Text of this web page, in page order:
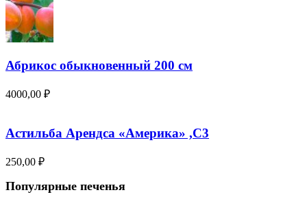
Абрикос обыкновенный 200 см
4000,00 ₽
Астильба Арендса «Америка» ,С3
250,00 ₽
Популярные печенья